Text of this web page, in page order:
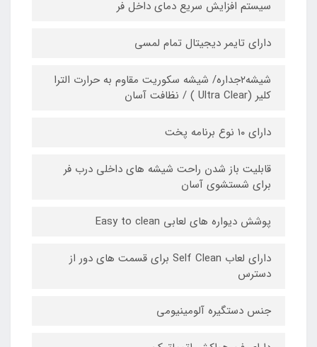
سیستم افزایش سریع دمای داخل فر
دارای تایمر دیجیتال تمام لمسی
شيشه٢جداره/ شيشه سكوريت مقاوم به حرارت الترا
كلير (Ultra Clear ) / نظافت آسان
دارای ۱۰ نوع برنامه پخت
قابلیت باز شدن راحت شیشه های داخلی درب فر
برای شستشوی آسان
پوشش دیواره های لعابی Easy to clean
دارای لعاب Self Clean برای قسمت های دور از
دسترس
جنس دستگیره آلومینیومی